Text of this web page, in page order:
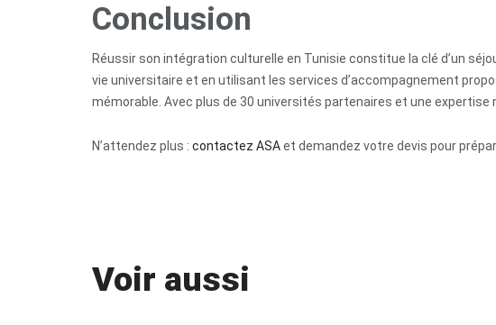
Conclusion
Réussir son intégration culturelle en Tunisie constitue la clé d’un
vie universitaire et en utilisant les services d’accompagnement
mémorable. Avec plus de 30 universités partenaires et une
N’attendez plus : contactez ASAet demandez votre devis pour
Voir aussi